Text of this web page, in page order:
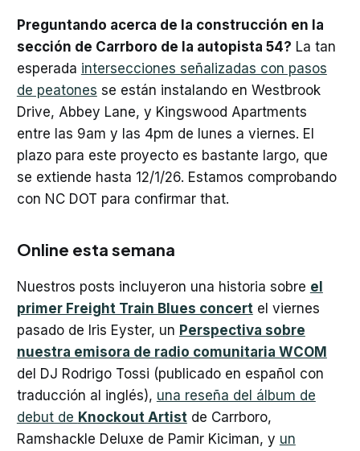
Preguntando acerca de la construcción en la
sección de Carrboro de la autopista 54? La tan
esperada intersecciones señalizadas con pasos
de peatones se están instalando en Westbrook
Drive, Abbey Lane, y Kingswood Apartments
entre las 9am y las 4pm de lunes a viernes. El
plazo para este proyecto es bastante largo, que
se extiende hasta 12/1/26. Estamos comprobando
con NC DOT para confirmar that.
Online esta semana
Nuestros posts incluyeron una historia sobre el
primer Freight Train Blues concert el viernes
pasado de Iris Eyster, un Perspectiva sobre
nuestra emisora de radio comunitaria WCOM
del DJ Rodrigo Tossi (publicado en español con
traducción al inglés), una reseña del álbum de
debut de Knockout Artist de Carrboro,
Ramshackle Deluxe de Pamir Kiciman, y un